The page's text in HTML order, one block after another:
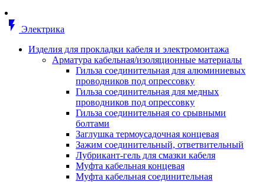
монтажные
Деталь крепежная для несущих и и
профильных реек
Зажим для крышки системы
поддержки кабелей
Кронштейн для кабельного лотка
Крышка для кабельных лотков
лотков
Лоток кабельный лестничный
Лоток кабельный листовой
Лоток кабельный проволочный
Настенный и потолочный
flash_on
Электрика
Изделия для прокладки кабеля и электромонтажа
Арматура кабельная/изоляционные материалы
Гильза соединительная для алюминиевых
проводников под опрессовку
Гильза соединительная для медных
проводников под опрессовку
Гильза соединительная со срывными
болтами
Заглушка термоусадочная концевая
Зажим соединительный, ответвительный
Лубрикант-гель для смазки кабеля
Муфта кабельная концевая
Муфта кабельная соединительная